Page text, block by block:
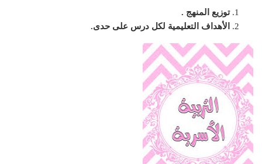
توزيع المنهج .
الأهداف التعليمية لكل درس على حدى.